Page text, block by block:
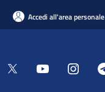
Accedi all'area personale